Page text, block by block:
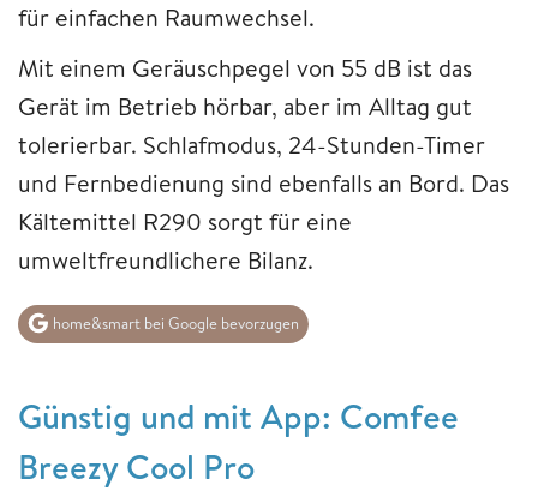
für einfachen Raumwechsel.
Mit einem Geräuschpegel von 55 dB ist das
Gerät im Betrieb hörbar, aber im Alltag gut
tolerierbar. Schlafmodus, 24-Stunden-Timer
und Fernbedienung sind ebenfalls an Bord. Das
Kältemittel R290 sorgt für eine
umweltfreundlichere Bilanz.
home&smart bei Google bevorzugen
Günstig und mit App: Comfee
Breezy Cool Pro